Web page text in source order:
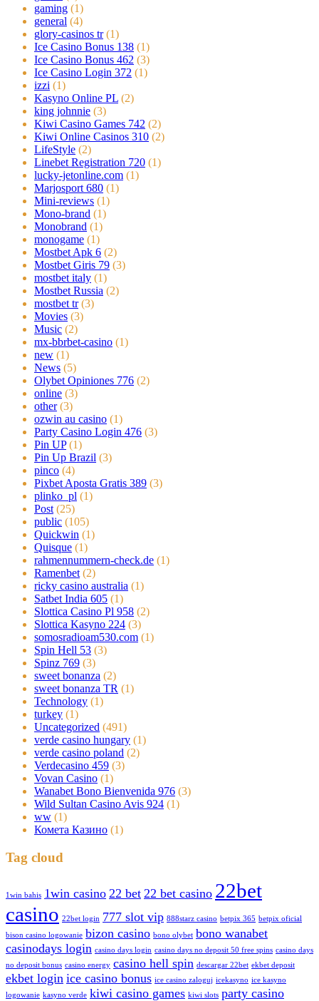
gaming (1)
general (4)
glory-casinos tr (1)
Ice Casino Bonus 138 (1)
Ice Casino Bonus 462 (3)
Ice Casino Login 372 (1)
izzi (1)
Kasyno Online PL (2)
king johnnie (3)
Kiwi Casino Games 742 (2)
Kiwi Online Casinos 310 (2)
LifeStyle (2)
Linebet Registration 720 (1)
lucky-jetonline.com (1)
Marjosport 680 (1)
Mini-reviews (1)
Mono-brand (1)
Monobrand (1)
monogame (1)
Mostbet Apk 6 (2)
Mostbet Giris 79 (3)
mostbet italy (1)
Mostbet Russia (2)
mostbet tr (3)
Movies (3)
Music (2)
mx-bbrbet-casino (1)
new (1)
News (5)
Olybet Opiniones 776 (2)
online (3)
other (3)
ozwin au casino (1)
Party Casino Login 476 (3)
Pin UP (1)
Pin Up Brazil (3)
pinco (4)
Pixbet Aposta Gratis 389 (3)
plinko_pl (1)
Post (25)
public (105)
Quickwin (1)
Quisque (1)
rahmennummern-check.de (1)
Ramenbet (2)
ricky casino australia (1)
Satbet India 605 (1)
Slottica Casino Pl 958 (2)
Slottica Kasyno 224 (3)
somosradioam530.com (1)
Spin Hell 53 (3)
Spinz 769 (3)
sweet bonanza (2)
sweet bonanza TR (1)
Technology (1)
turkey (1)
Uncategorized (491)
verde casino hungary (1)
verde casino poland (2)
Verdecasino 459 (3)
Vovan Casino (1)
Wanabet Bono Bienvenida 976 (3)
Wild Sultan Casino Avis 924 (1)
ww (1)
Комета Казино (1)
Tag cloud
1win bahis 1win casino 22 bet 22 bet casino 22bet
casino 22bet login 777 slot vip 888starz casino betpix 365 betpix oficial
bison casino logowanie bizon casino bono olybet bono wanabet
casinodays login casino days login casino days no deposit 50 free spins casino days
no deposit bonus casino energy casino hell spin descargar 22bet ekbet deposit
ekbet login ice casino bonus ice casino zaloguj icekasyno ice kasyno
logowanie kasyno verde kiwi casino games kiwi slots party casino